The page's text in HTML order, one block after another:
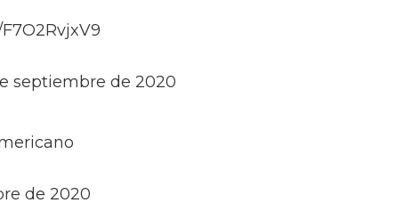
septiembre de 2020
de 2020